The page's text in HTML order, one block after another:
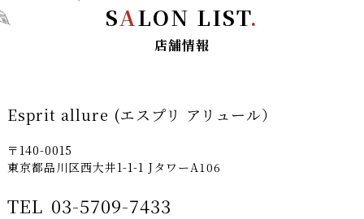
SALON LIST.
店舗情報
Esprit allure (エスプリ アリュール）
〒140-0015
東京都品川区西大井1-1-1 JタワーA106
TEL 03-5709-7433